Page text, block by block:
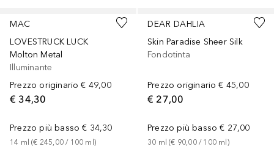
MAC
LOVESTRUCK LUCK
Molton Metal
Illuminante
Prezzo originario € 49,00
€ 34,30
Prezzo più basso € 34,30
14 ml (€ 245,00 / 100 ml)
DEAR DAHLIA
Skin Paradise Sheer Silk
Fondotinta
Prezzo originario € 45,00
€ 27,00
Prezzo più basso € 27,00
30 ml (€ 90,00 / 100 ml)